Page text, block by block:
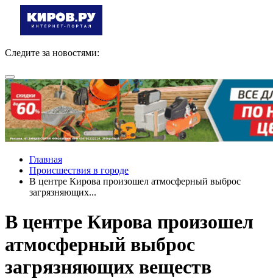
Следите за новостями:
Главная
Происшествия в городе
В центре Кирова произошел атмосферный выброс
загрязняющих...
В центре Кирова произошел
атмосферный выброс
загрязняющих веществ